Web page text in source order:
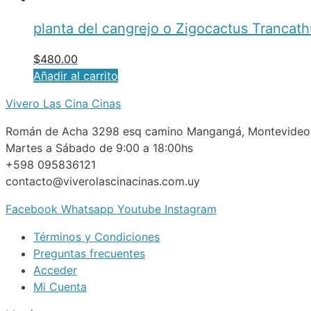
planta del cangrejo o Zigocactus
$480.00
Añadir al carrito
Vivero Las Cina Cinas
Román de Acha 3298 esq camino Mangangá, Montevideo
Martes a Sábado de 9:00 a 18:00hs
+598 095836121
contacto@viverolascinacinas.com.uy
Facebook Whatsapp Youtube Instagram
Términos y Condiciones
Preguntas frecuentes
Acceder
Mi Cuenta